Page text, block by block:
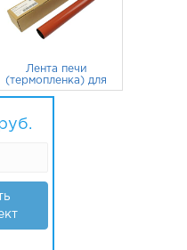
Лента печи
(термопленка) для
Konica Minolta
C552, 552, C652,
652, C650